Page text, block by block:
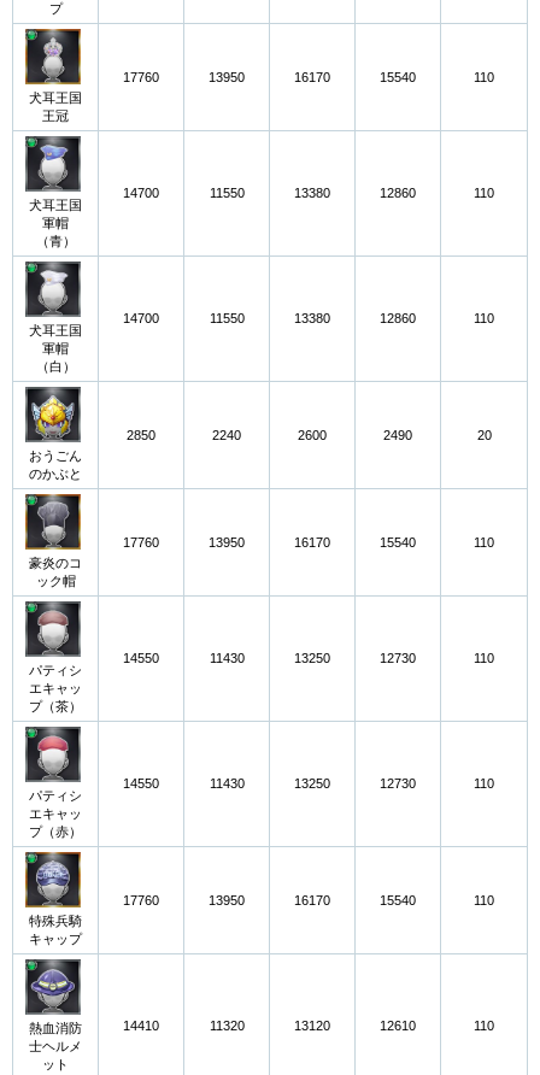
プ
犬耳王国
王冠
17760 13950 16170 15540 110
犬耳王国
軍帽
（青）
14700 11550 13380 12860 110
犬耳王国
軍帽
（白）
14700 11550 13380 12860 110
おうごん
のかぶと
2850 2240 2600 2490 20
豪炎のコ
ック帽
17760 13950 16170 15540 110
パティシ
エキャッ
プ（茶）
14550 11430 13250 12730 110
パティシ
エキャッ
プ（赤）
14550 11430 13250 12730 110
特殊兵騎
キャップ
17760 13950 16170 15540 110
熱血消防
士ヘルメ
ット
14410 11320 13120 12610 110